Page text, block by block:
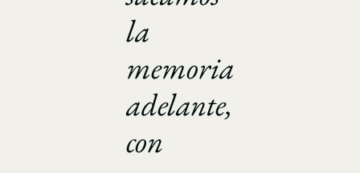
la
memoria
adelante,
con